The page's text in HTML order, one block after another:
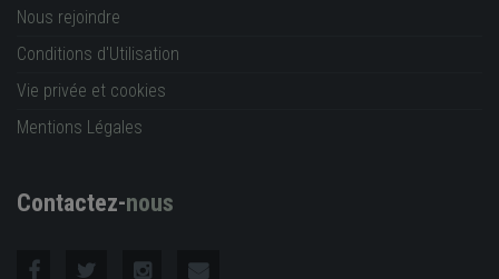
Nous rejoindre
Conditions d'Utilisation
Vie privée et cookies
Mentions Légales
Contactez-nous